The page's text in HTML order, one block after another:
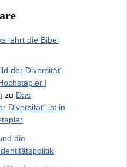
lehrt die Bibel
der Diversität“
|
zu Das
Diversität“ ist in
die